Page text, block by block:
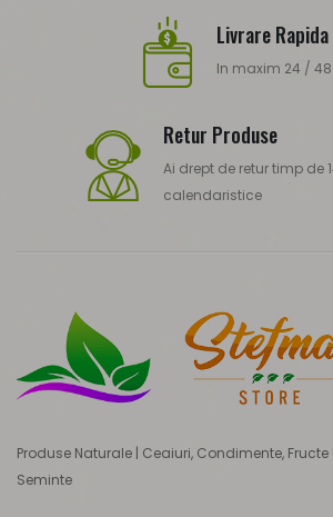
Livrare Rapida
In maxim 24 / 48
Retur Produse
Ai drept de retur timp de
calendaristice
Produse Naturale | Ceaiuri, Condimente, Fructe
Seminte